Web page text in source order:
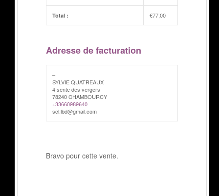
Total : €77,00
Adresse de facturation
–
SYLVIE QUATREAUX
4 sente des vergers
78240 CHAMBOURCY
+33660989640
scl.lbd@gmail.com
Bravo pour cette vente.